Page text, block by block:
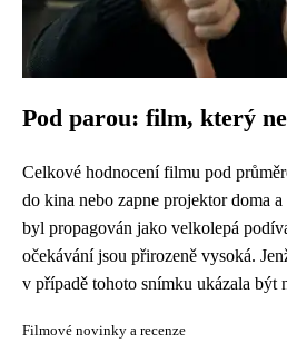
Pod parou: film, který
Celkové hodnocení filmu pod
do kina nebo zapne projektor doma
byl propagován jako velkolepá
očekávání jsou přirozeně vysoká.
v případě tohoto snímku ukázala být
Filmové novinky a recenze